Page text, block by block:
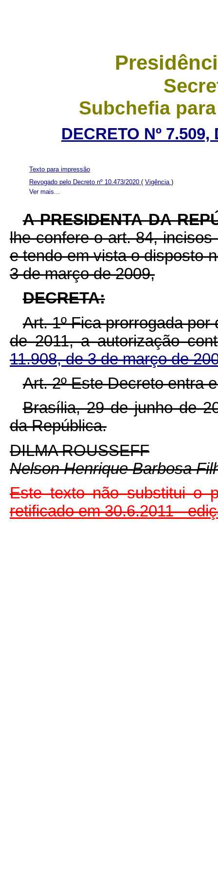
Subchefia
DECRETO Nº
Ver mais...
Texto para impressão
Revogado pelo Decreto nº 10.473/2020 ( Vigência )
A PRESIDENTA DA
lhe confere o art. 84, incisos
e tendo em vista o disposto
3 de março de 2009,
DECRETA:
Art. 1º Fica prorrogada
de 2011, a autorização
11.908, de 3 de março de
Art. 2º Este Decreto entra
Brasília, 29 de junho de
da República.
DILMA ROUSSEFF
Nelson Henrique Barbosa
Este texto não substitui o
retificado em 30.6.2011 -